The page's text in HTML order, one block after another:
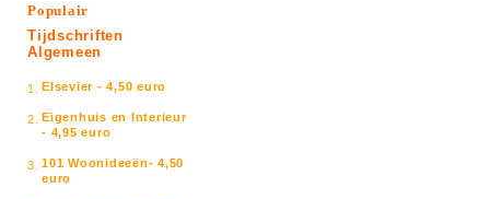
Populair
Tijdschriften
Algemeen
1. Elsevier - 4,50 euro
2. Eigenhuis en Interieur
- 4,95 euro
3. 101 Woonideeën- 4,50
euro